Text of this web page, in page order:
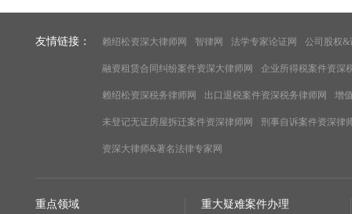
友情链接： 赖绍松资深大律师网 智律网 法学专家论证网 公司股权&
融资租赁合同纠纷案件资深大律师网 企业所得税案件资深
赖绍松资深税务律师网 出口退税案件资深税务律师网 增
未登记无证房屋拆迁案件资深律师网 刑事自诉案件资深律
资深大律师&著名法律专家网
重点领域 重大疑难案件办理